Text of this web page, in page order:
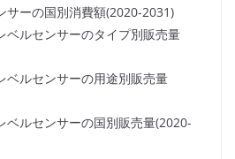
サーの国別消費額(2020-2031)
ベルセンサーのタイプ別販売量
ベルセンサーの用途別販売量
ベルセンサーの国別販売量(2020-